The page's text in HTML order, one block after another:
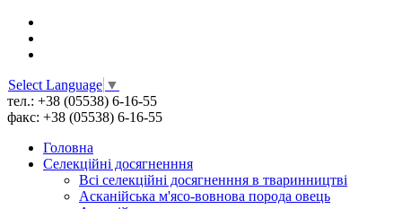
Select Language ▼
тел.: +38 (05538) 6-16-55
факс: +38 (05538) 6-16-55
Головна
Селекційні досягненння
Всі cелекційні досягненння в тваринництві
Асканійська м'ясо-вовнова порода овець